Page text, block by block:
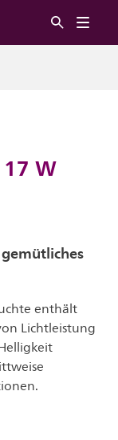
W
enthält
Lichtleistung